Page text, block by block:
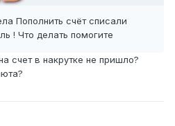
Пополнить счёт списали
! Что делать помогите
счет в накрутке не пришло?